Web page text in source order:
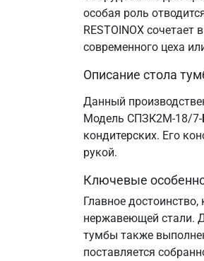
особая роль
RESTOINOX
современного цеха
Описание стола
Данный
Модель СПЗК2М-18/7-
кондитерских. Его
рукой.
Ключевые
Главное
нержавеющей стали.
тумбы также
поставляется